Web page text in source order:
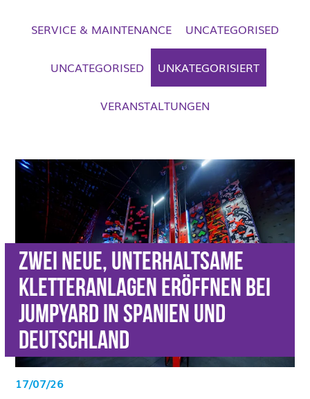
SERVICE & MAINTENANCE UNCATEGORISED
UNCATEGORISED UNKATEGORISIERT
VERANSTALTUNGEN
Zwei neue, unterhaltsame
Kletteranlagen eröffnen bei
JumpYard in Spanien und
Deutschland
17/07/26